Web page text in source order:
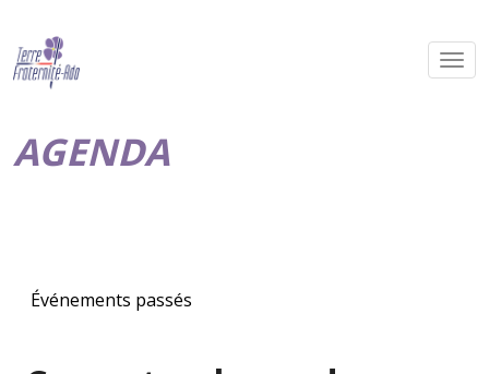
AGENDA
Événements passés